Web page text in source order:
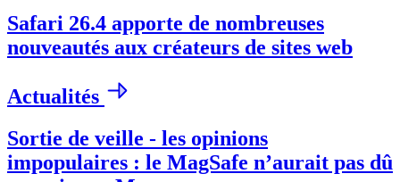
Safari 26.4 apporte de nombreuses
nouveautés aux créateurs de sites web
Actualités
Sortie de veille - les opinions
impopulaires : le MagSafe n’aurait pas dû